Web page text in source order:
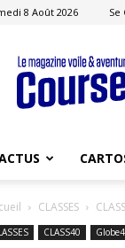
8 Août 2026 Se
CLASSES
CLASS40